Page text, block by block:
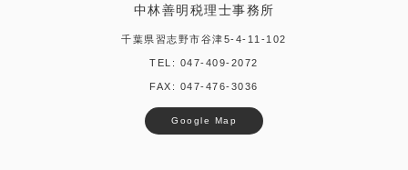
中林善明税理士事務所
千葉県習志野市谷津5-4-11-102
TEL: 047-409-2072
FAX: 047-476-3036
Google Map